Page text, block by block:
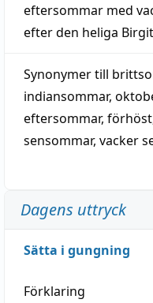
eftersommar med
efter den heliga
Synonymer till
indiansommar,
eftersommar, förhöst
sensommar, vacker
Dagens uttryck
Sätta i gungning
Förklaring